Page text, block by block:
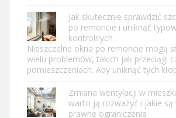
Jak skutecznie sprawdzić
po remoncie i uniknąć
kontrolnych
Nieszczelne okna po remoncie mogą
wielu problemów, takich jak przeciągi
pomieszczeniach. Aby uniknąć tych
Zmiana wentylacji w
warto ją rozważyć i jakie są
prawne ograniczenia